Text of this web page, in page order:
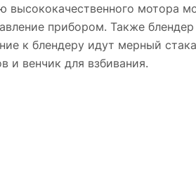
высококачественного
прибором. Также
к блендеру идут мерный
и венчик для взбивания.